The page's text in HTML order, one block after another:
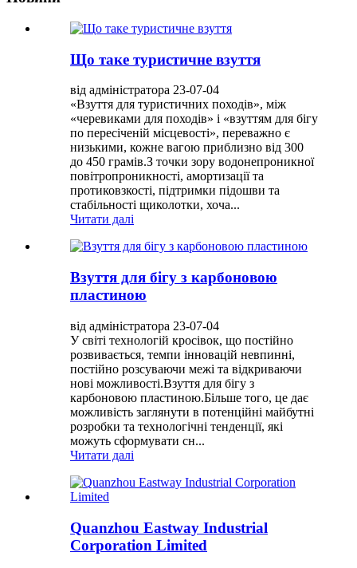
Що таке туристичне взуття
від адміністратора 23-07-04
«Взуття для туристичних походів», між
«черевиками для походів» і «взуттям для бігу
по пересіченій місцевості», переважно є
низькими, кожне вагою приблизно від 300
до 450 грамів.З точки зору водонепроникної
повітропроникності, амортизації та
протиковзкості, підтримки підошви та
стабільності щиколотки, хоча...
Читати далі
Взуття для бігу з карбоновою
пластиною
від адміністратора 23-07-04
У світі технологій кросівок, що постійно
розвивається, темпи інновацій невпинні,
постійно розсуваючи межі та відкриваючи
нові можливості.Взуття для бігу з
карбоновою пластиною.Більше того, це дає
можливість заглянути в потенційні майбутні
розробки та технологічні тенденції, які
можуть сформувати сн...
Читати далі
Quanzhou Eastway Industrial
Corporation Limited